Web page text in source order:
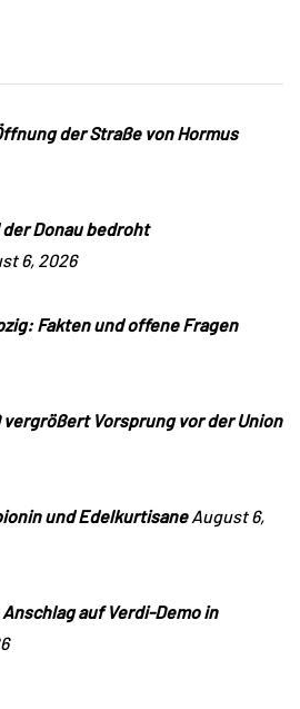
der Straße von Hormus
Donau bedroht
6, 2026
Fakten und offene Fragen
Vorsprung vor der Union
und Edelkurtisane August 6,
auf Verdi-Demo in